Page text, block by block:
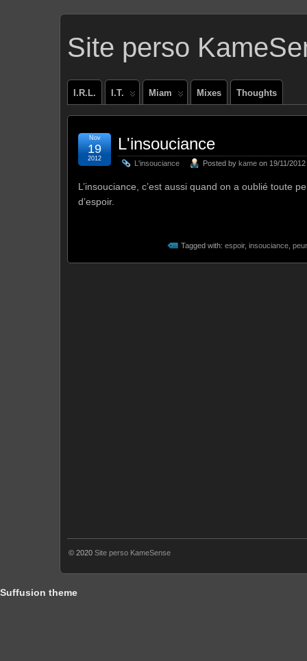
Site perso
I.R.L. I.T. Miam Mixes Thoughts
L'insouciance
L'insouciance Posted by kame on 19/11/
Nov
19
2012
L’insouciance, c’est aussi quand on a oublié toute
d’espoir.
Tagged with: espoir, insouciance peur
© 2020 Site perso KameSense
Suffusion theme